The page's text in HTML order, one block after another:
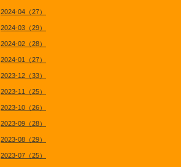
2024-04（27）
2024-03（29）
2024-02（28）
2024-01（27）
2023-12（33）
2023-11（25）
2023-10（26）
2023-09（28）
2023-08（29）
2023-07（25）